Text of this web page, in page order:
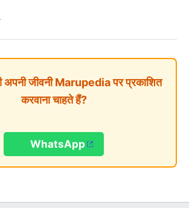
अपनी जीवनी Marupedia पर प्रकाशित
करवाना चाहते हैं?
WhatsApp